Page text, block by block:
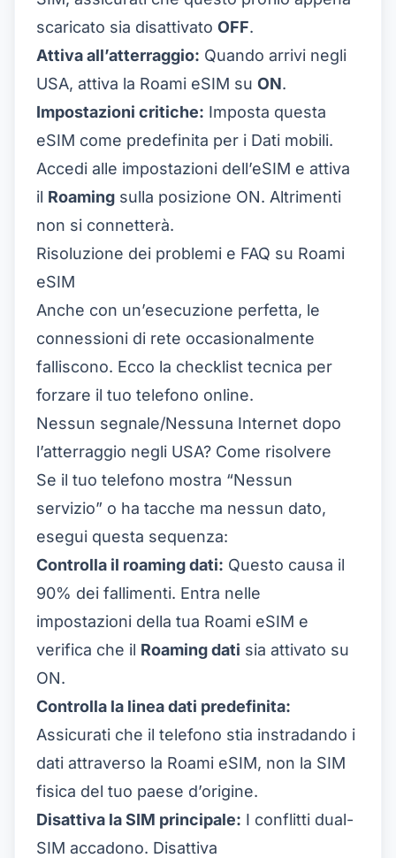
scaricato sia disattivato OFF.
Attiva all’atterraggio: Quando arrivi negli
USA, attiva la Roami eSIM su ON.
Impostazioni critiche: Imposta questa
eSIM come predefinita per i Dati mobili.
Accedi alle impostazioni dell’eSIM e attiva
il Roaming sulla posizione ON. Altrimenti
non si connetterà.
Risoluzione dei problemi e FAQ su Roami
eSIM
Anche con un’esecuzione perfetta, le
connessioni di rete occasionalmente
falliscono. Ecco la checklist tecnica per
forzare il tuo telefono online.
Nessun segnale/Nessuna Internet dopo
l’atterraggio negli USA? Come risolvere
Se il tuo telefono mostra “Nessun
servizio” o ha tacche ma nessun dato,
esegui questa sequenza:
Controlla il roaming dati: Questo causa il
90% dei fallimenti. Entra nelle
impostazioni della tua Roami eSIM e
verifica che il Roaming dati sia attivato su
ON.
Controlla la linea dati predefinita:
Assicurati che il telefono stia instradando i
dati attraverso la Roami eSIM, non la SIM
fisica del tuo paese d’origine.
Disattiva la SIM principale: I conflitti dual-
SIM accadono. Disattiva